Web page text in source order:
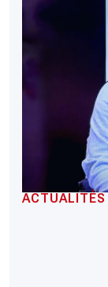
ACTUALITÉS